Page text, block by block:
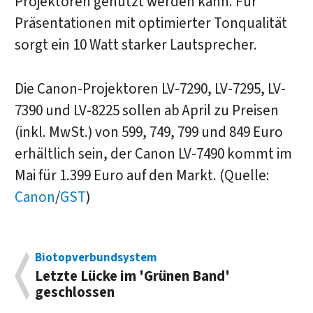
Präsentationen mit optimierter Tonqualität
sorgt ein 10 Watt starker Lautsprecher.
Die Canon-Projektoren LV-7290, LV-7295, LV-
7390 und LV-8225 sollen ab April zu Preisen
(inkl. MwSt.) von 599, 749, 799 und 849 Euro
erhältlich sein, der Canon LV-7490 kommt im
Mai für 1.399 Euro auf den Markt. (Quelle:
Canon/GST)
Biotopverbundsystem
Letzte Lücke im 'Grünen Band'
geschlossen